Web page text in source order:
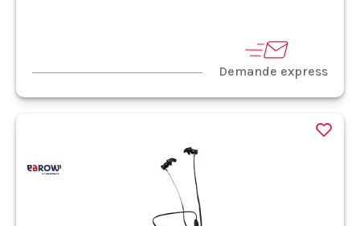
Demande express